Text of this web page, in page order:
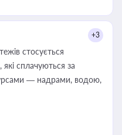
+3
стосується
які сплачуються за
— надрами, водою,